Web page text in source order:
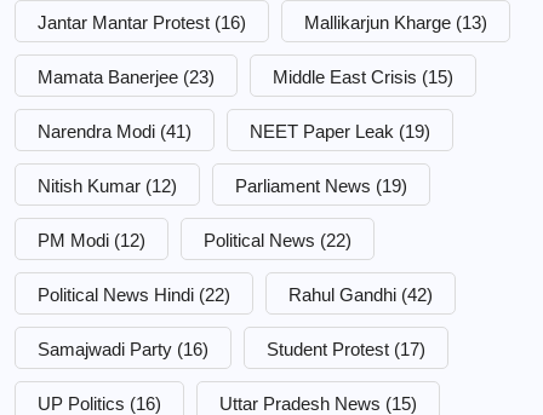
Jantar Mantar Protest (16) Mallikarjun Kharge (13)
Mamata Banerjee (23) Middle East Crisis (15)
Narendra Modi (41) NEET Paper Leak (19)
Nitish Kumar (12) Parliament News (19)
PM Modi (12) Political News (22)
Political News Hindi (22) Rahul Gandhi (42)
Samajwadi Party (16) Student Protest (17)
UP Politics (16) Uttar Pradesh News (15)